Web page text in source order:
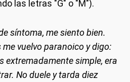
las letras "G" o "M").
síntoma, me siento bien.
vuelvo paranoico y digo:
extremadamente simple, era
No duele y tarda diez